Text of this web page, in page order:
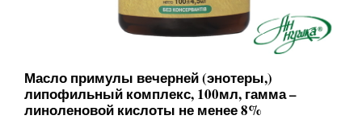
Масло примулы вечерней (энотеры,)
липофильный комплекс, 100мл, гамма –
линоленовой кислоты не менее 8%